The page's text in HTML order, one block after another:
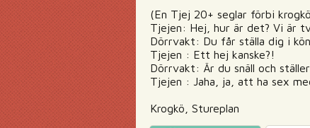
(En Tjej 20+ seglar förbi
Tjejen: Hej, hur är det? Vi är
Dörrvakt: Du får ställa dig i
Tjejen : Ett hej kanske?!
Dörrvakt: Är du snäll och
Tjejen : Jaha, ja, att ha sex
Krogkö, Stureplan